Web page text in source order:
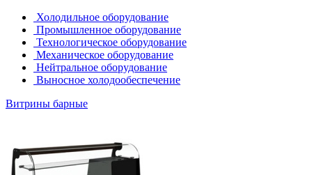
Холодильное оборудование
Промышленное оборудование
Технологическое оборудование
Механическое оборудование
Нейтральное оборудование
Выносное холодообеспечение
Витрины барные